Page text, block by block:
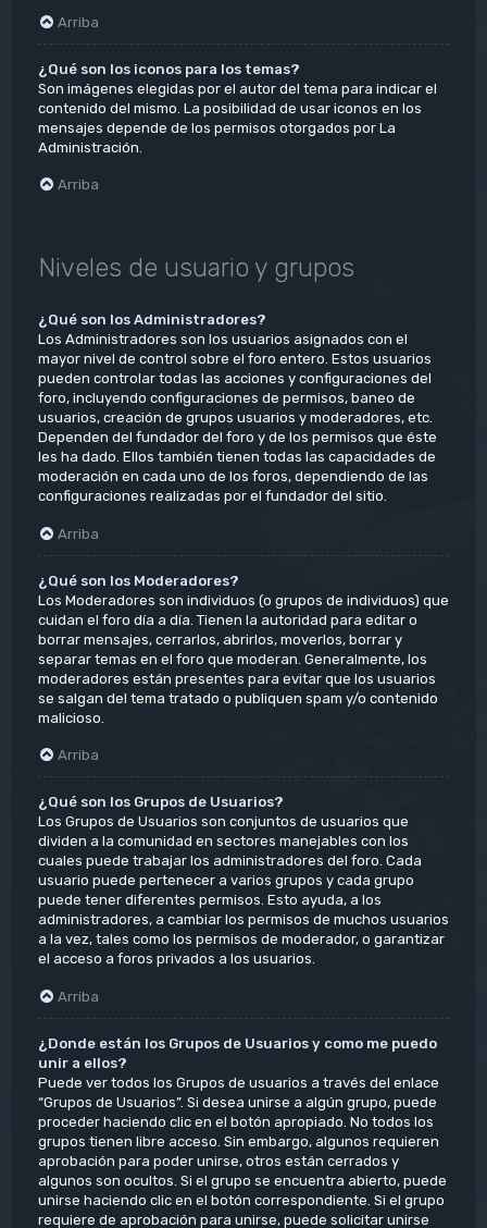
Arriba
¿Qué son los iconos para los temas?
Son imágenes elegidas por el autor del tema para indicar el
contenido del mismo. La posibilidad de usar iconos en los
mensajes depende de los permisos otorgados por La
Administración.
Arriba
Niveles de usuario y grupos
¿Qué son los Administradores?
Los Administradores son los usuarios asignados con el
mayor nivel de control sobre el foro entero. Estos usuarios
pueden controlar todas las acciones y configuraciones del
foro, incluyendo configuraciones de permisos, baneo de
usuarios, creación de grupos usuarios y moderadores, etc.
Dependen del fundador del foro y de los permisos que éste
les ha dado. Ellos también tienen todas las capacidades de
moderación en cada uno de los foros, dependiendo de las
configuraciones realizadas por el fundador del sitio.
Arriba
¿Qué son los Moderadores?
Los Moderadores son individuos (o grupos de individuos) que
cuidan el foro día a día. Tienen la autoridad para editar o
borrar mensajes, cerrarlos, abrirlos, moverlos, borrar y
separar temas en el foro que moderan. Generalmente, los
moderadores están presentes para evitar que los usuarios
se salgan del tema tratado o publiquen spam y/o contenido
malicioso.
Arriba
¿Qué son los Grupos de Usuarios?
Los Grupos de Usuarios son conjuntos de usuarios que
dividen a la comunidad en sectores manejables con los
cuales puede trabajar los administradores del foro. Cada
usuario puede pertenecer a varios grupos y cada grupo
puede tener diferentes permisos. Esto ayuda, a los
administradores, a cambiar los permisos de muchos usuarios
a la vez, tales como los permisos de moderador, o garantizar
el acceso a foros privados a los usuarios.
Arriba
¿Donde están los Grupos de Usuarios y como me puedo
unir a ellos?
Puede ver todos los Grupos de usuarios a través del enlace
“Grupos de Usuarios”. Si desea unirse a algún grupo, puede
proceder haciendo clic en el botón apropiado. No todos los
grupos tienen libre acceso. Sin embargo, algunos requieren
aprobación para poder unirse, otros están cerrados y
algunos son ocultos. Si el grupo se encuentra abierto, puede
unirse haciendo clic en el botón correspondiente. Si el grupo
requiere de aprobación para unirse, puede solicitar unirse